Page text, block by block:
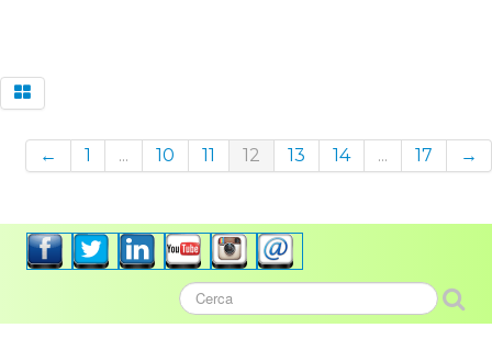
← 1 ... 10 11 12 13 14 ... 17 →